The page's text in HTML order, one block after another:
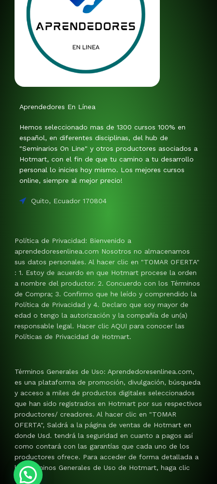
Aprendedores En Línea
Hemos seleccionado mas de 1300 cursos 100% en
español, en diferentes disciplinas, del hub de
"Seminarios On Line" y otros productores asociados a
Hotmart, con el fin de que tu camino a tu desarrollo
personal lo inicies hoy mismo. Los mejores cursos
online, siempre al mejor precio!
Quito, Ecuador 170804
Política de Privacidad: Bienvenido a
aprendedoresenlinea.com Nosotros no almacenamos
sus datos personales. Al hacer clic en "TOMAR OFERTA"
: 1. Estoy de acuerdo en que Hotmart procese la orden
a nombre del productor. 2. Concuerdo con los Términos
de Compra; 3. Confirmo que he leído y comprendido la
Política de Privacidad y 4. Declaro que soy mayor de
edad o tengo la autorización y la compañía de un(a)
responsable legal. Hacer clic AQUI para conocer las
Políticas de Privacidad de Hotmart.
Términos Generales de Uso: Aprendedoresenlinea.com,
es una plataforma de promoción, divulgación, búsqueda
y acceso a miles de productos digitales seleccionados
que han sido registrados en Hotmart por sus respectivos
productores/ creadores. Al hacer clic en "TOMAR
OFERTA", Saldrá a la página de ventas de Hotmart en
donde Usd. tendrá la seguridad en cuanto a pagos así
como contará con las garantías que cada uno de los
productores ofrece. Para acceder de forma detallada a
los Términos Generales de Uso de Hotmart, haga clic
AQUI.